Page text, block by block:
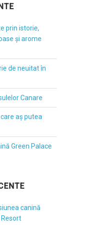
prin istorie,
și arome
de neuitat în
Canare
aș putea
Green Palace
canină